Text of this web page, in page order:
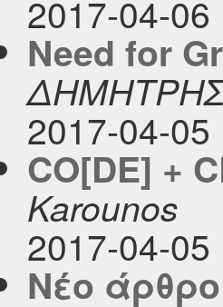
2017-04-06
Need for
2017-04-05
CO[DE] +
Karounos
2017-04-05
Νέο